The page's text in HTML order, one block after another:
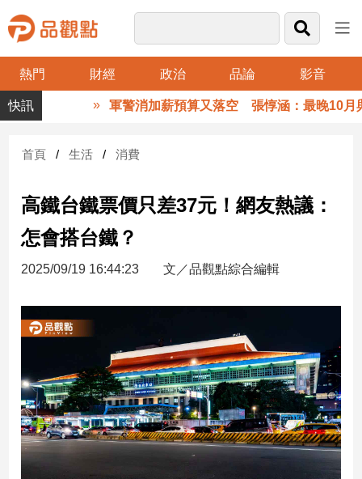
熱門 財經 政治 品論 影音
品
觀
財
台
財
新
產
經/
房
地
產
軍警消加薪預算又落空 張惇涵：最晚10月與
首頁 生活 消費
高鐵台鐵票價只差37元！網友熱議：
怎會搭台鐵？
2025/09/19 16:44:23 文／品觀點綜合編輯